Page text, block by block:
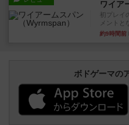
ワイア
初プレイ
メントと
約9時間前
ボドゲーマの